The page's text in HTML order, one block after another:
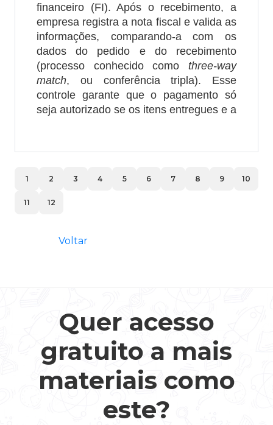
financeiro (FI). Após o recebimento, a
empresa registra a nota fiscal e valida as
informações, comparando-a com os
dados do pedido e do recebimento
(processo conhecido comothree-way
match, ou conferência tripla). Esse
controle garante que o pagamento só
seja autorizado se os itens entregues e a
1 2 3 4 5 6 7 8 9 10
11 12
Voltar
Quer acesso
gratuito a mais
materiais como
este?